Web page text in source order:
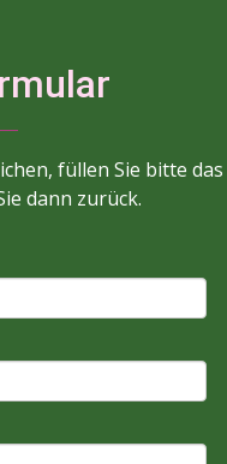
füllen Sie bitte das
dann zurück.